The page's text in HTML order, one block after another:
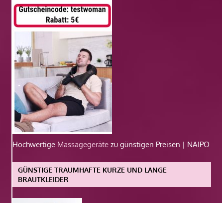
Hochwertige Massagegeräte zu günstigen Preisen | NAIPO
GÜNSTIGE TRAUMHAFTE KURZE UND LANGE
BRAUTKLEIDER